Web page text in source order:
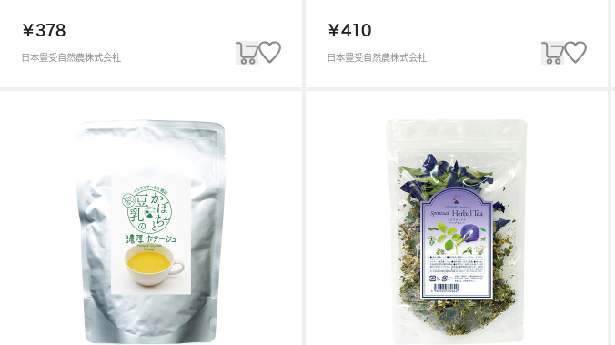
￥378
日本豊受自然農株式会社
￥410
日本豊受自然農株式会社